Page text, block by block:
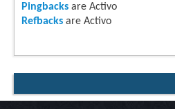
Pingbacks are Activo
Refbacks are Activo